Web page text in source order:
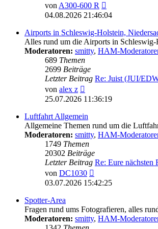
vonA300-600 R
Beitrag
04.08.2026 21:46:04
Airports in Schleswig-Holstein,
Alles rund um die Airports in
Moderatoren: smitty, HAM-
689 Themen
2699 Beiträge
Letzter Beitrag Re: Juist (JUI/
von alex z
Beitrag
25.07.2026 11:36:19
Luftfahrt Allgemein
Allgemeine Themen rund um die
Moderatoren: smitty, HAM-
1749 Themen
20302 Beiträge
Letzter Beitrag Re: Eure nächsten
von DC1030
Beitrag
03.07.2026 15:42:25
Spotter-Area
Fragen rund ums Fotografieren, alles
Moderatoren: smitty, HAM-